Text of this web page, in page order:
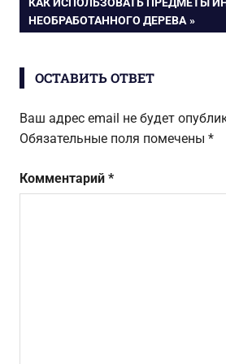
по
ЗАПИСЬ:
НЕОБРАБОТАННОГО ДЕРЕВА
ОСТАВИТЬ ОТВЕТ
Ваш адрес email не будет
Обязательные поля помечены *
Комментарий *